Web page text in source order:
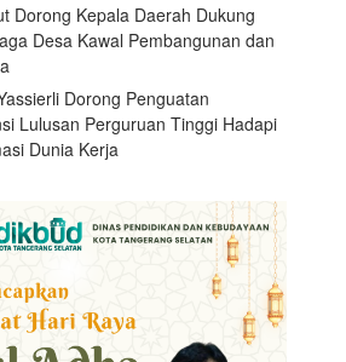
Dorong Kepala Daerah Dukung
Desa Kawal Pembangunan dan
Dorong Penguatan
Lulusan Perguruan Tinggi Hadapi
Dunia Kerja